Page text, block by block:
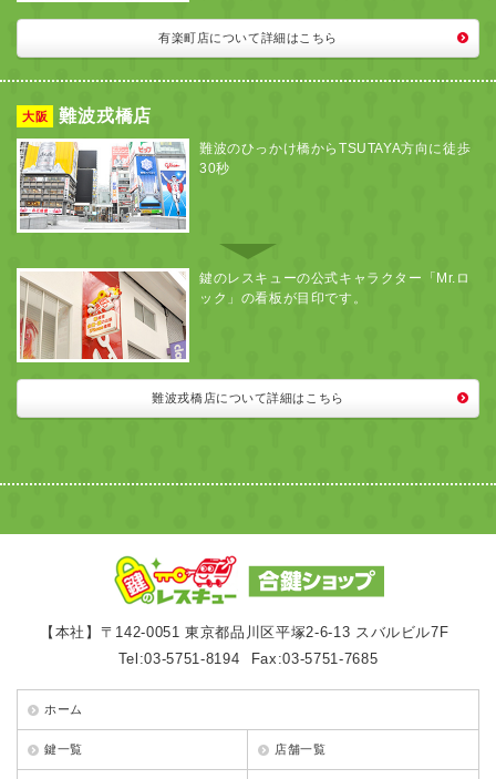
有楽町店について詳細はこちら
大阪 難波戎橋店
難波のひっかけ橋からTSUTAYA方向に徒歩
30秒
鍵のレスキューの公式キャラクター「Mr.ロ
ック」の看板が目印です。
難波戎橋店について詳細はこちら
【本社】〒142-0051 東京都品川区平塚2-6-13 スバルビル7F
Tel:03-5751-8194
Fax:03-5751-7685
ホーム
鍵一覧 店舗一覧